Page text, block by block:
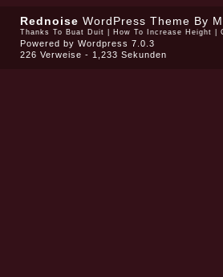
Rednoise WordPress Theme By
Thanks To Buat Duit How To Increase Height
Powered by Wordpress 7.0.3
226 Verweise - 1,233 Sekunden